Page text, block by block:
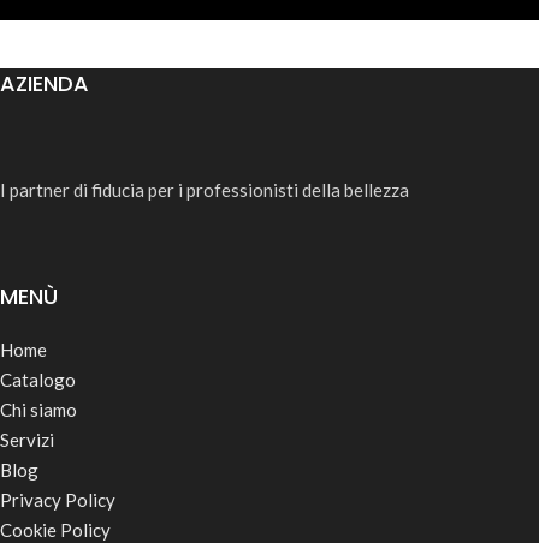
AZIENDA
I partner di fiducia per i professionisti della bellezza
MENÙ
Home
Catalogo
Chi siamo
Servizi
Blog
Privacy Policy
Cookie Policy